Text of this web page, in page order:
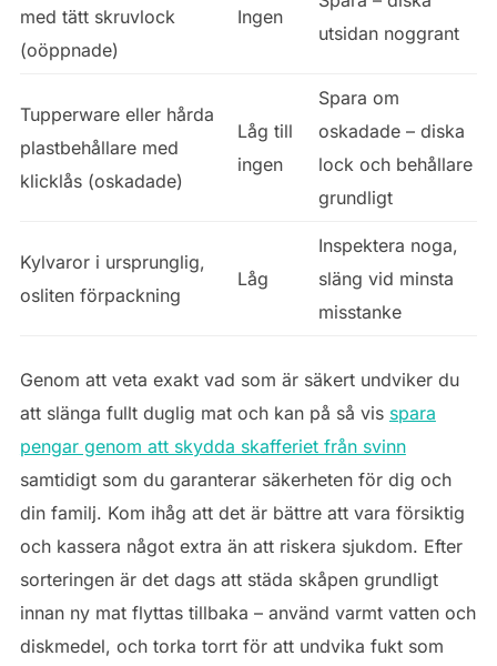
med tätt skruvlock
(oöppnade)
Ingen
utsidan noggrant
Tupperware eller hårda
plastbehållare med
klicklås (oskadade)
Låg till
ingen
Spara om
oskadade – diska
lock och behållare
grundligt
Kylvaror i ursprunglig,
osliten förpackning
Låg
Inspektera noga,
släng vid minsta
misstanke
Genom att veta exakt vad som är säkert undviker du
att slänga fullt duglig mat och kan på så vis spara
pengar genom att skydda skafferiet från svinn
samtidigt som du garanterar säkerheten för dig och
din familj. Kom ihåg att det är bättre att vara försiktig
och kassera något extra än att riskera sjukdom. Efter
sorteringen är det dags att städa skåpen grundligt
innan ny mat flyttas tillbaka – använd varmt vatten och
diskmedel, och torka torrt för att undvika fukt som